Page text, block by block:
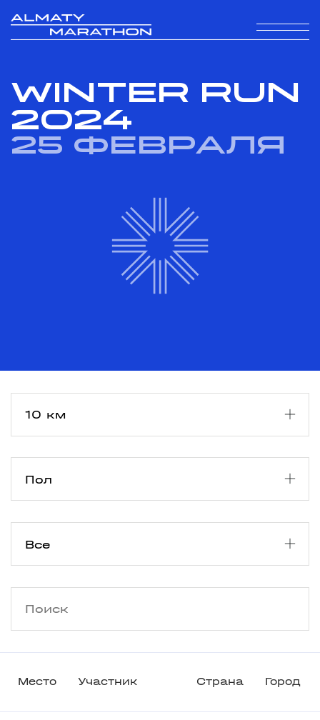
WINTER RUN
2024
25 февраля
Место Участник Страна Город